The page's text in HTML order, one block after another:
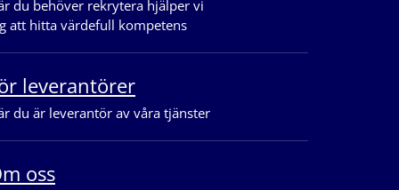
du behöver rekrytera hjälper vi
att hitta värdefull kompetens
leverantörer
du är leverantör av våra tjänster
oss